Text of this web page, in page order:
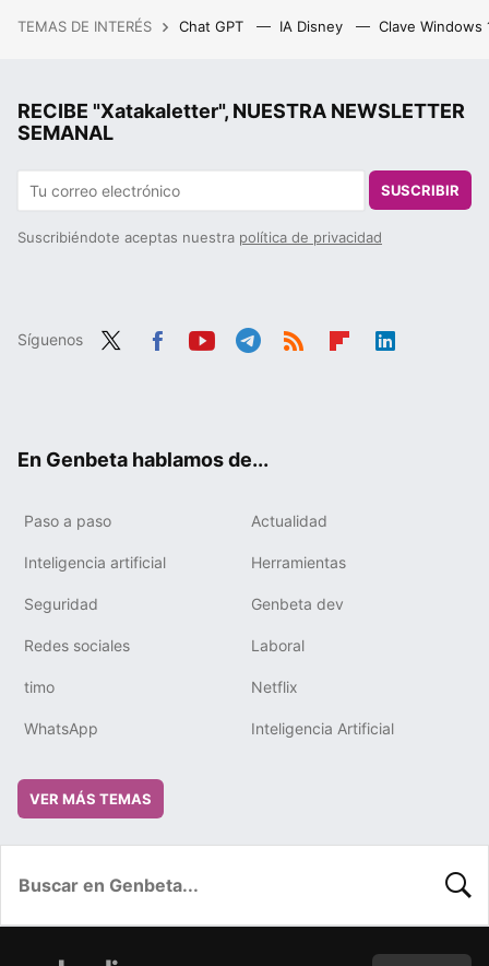
TEMAS DE INTERÉS Chat GPT IA Disney Clave Windows
RECIBE "Xatakaletter", NUESTRA NEWSLETTER
SEMANAL
SUSCRIBIR
Suscribiéndote aceptas nuestra política de privacidad
Síguenos
En Genbeta hablamos de...
Paso a paso Actualidad
Inteligencia artificial Herramientas
Seguridad Genbeta dev
Redes sociales Laboral
timo Netflix
WhatsApp Inteligencia Artificial
VER MÁS TEMAS